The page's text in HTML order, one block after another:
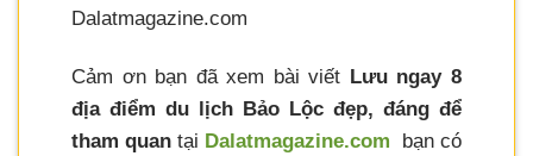
Dalatmagazine.com
Cảm ơn bạn đã xem bài viết Lưu ngay 8
địa điểm du lịch Bảo Lộc đẹp, đáng để
tham quan tại Dalatmagazine.com
bạn có